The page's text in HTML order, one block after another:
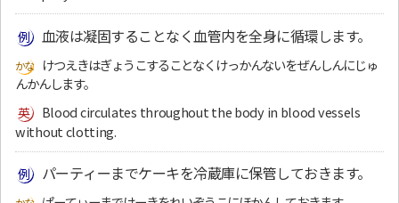
血液は凝固することなく血管内を全身に循環します。
けつえきはぎょうこすることなくけっかんないをぜんしんにじゅ
んかんします。
Blood circulates throughout the body in blood vessels
without clotting.
パーティーまでケーキを冷蔵庫に保管しておきます。